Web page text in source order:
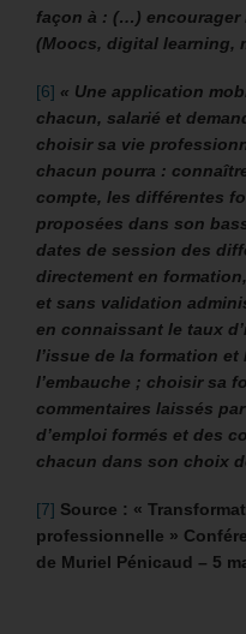
façon à : (…)
(Moocs, digital
[6] « Une application
chacun, salarié et
choisir sa vie
chacun pourra :
compte, les différentes
proposées dans son
dates de session des
directement en
et sans validation
en connaissant le taux
l’issue de la formation
l’embauche ; choisir sa
commentaires laissés
d’emploi formés et des
chacun dans son choix
[7] Source : «
professionnelle »
de Muriel Pénicaud – 5